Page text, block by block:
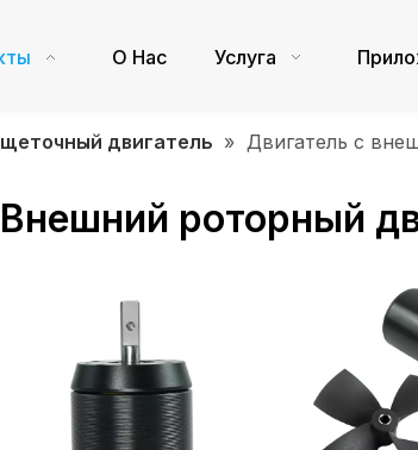
О Нас Услуга
двигатель » Двигатель с
Внешний роторный